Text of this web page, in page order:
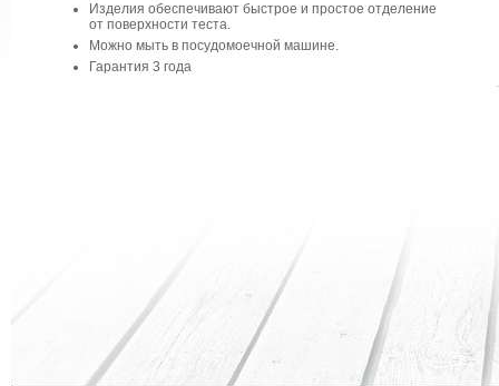
Изделия обеспечивают быстрое и простое отделение
от поверхности теста.
Можно мыть в посудомоечной машине.
Гарантия 3 года